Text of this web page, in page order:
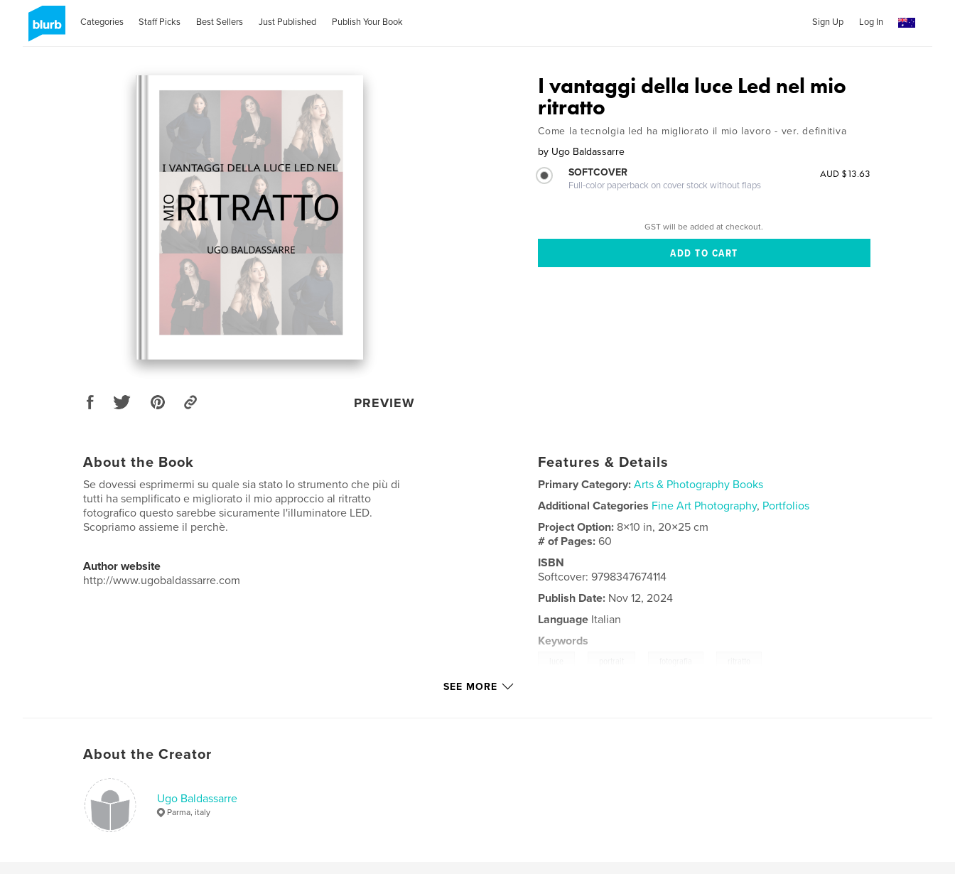
Categories Staff Picks Best Sellers Just Published Publish Your Book Sign Up Log In
PREVIEW
I vantaggi della luce Led nel mio
ritratto
Come la tecnolgia led ha migliorato il mio lavoro - ver. definitiva
by Ugo Baldassarre
SOFTCOVER
Full-color paperback on cover stock without flaps
AUD $13.63
GST will be added at checkout.
About the Book
Se dovessi esprimermi su quale sia stato lo strumento che più di
tutti ha semplificato e migliorato il mio approccio al ritratto
fotografico questo sarebbe sicuramente l'illuminatore LED.
Scopriamo assieme il perchè.
Author website
http://www.ugobaldassarre.com
Features & Details
Primary Category: Arts & Photography Books
Additional Categories Fine Art Photography, Portfolios
Project Option: 8×10 in, 20×25 cm
# of Pages:60
ISBN
Softcover: 9798347674114
Publish Date: Nov 12, 2024
Language Italian
Keywords
SEE MORE
About the Creator
Ugo Baldassarre
Parma, italy